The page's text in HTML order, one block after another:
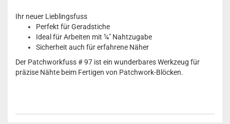
Ihr neuer Lieblingsfuss
Perfekt für Geradstiche
Ideal für Arbeiten mit ¼" Nahtzugabe
Sicherheit auch für erfahrene Näher
Der Patchworkfuss # 97 ist ein wunderbares Werkzeug für
präzise Nähte beim Fertigen von Patchwork-Blöcken.